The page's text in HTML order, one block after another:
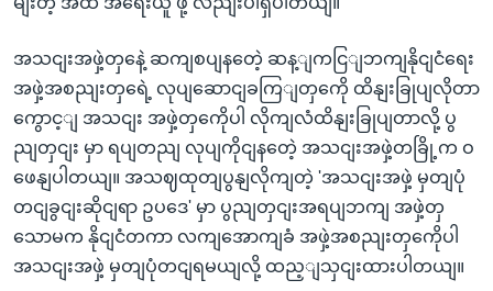
အသငျးအဖှဲ့တှနေဲ့ ဆကျစပျနတေဲ့ ဆန့ျကငြျဘကျနိုငျငံရေး
အဖှဲ့အစညျးတှရေဲ့ လုပျဆောငျခကြျတှကေို ထိနျးခြုပျလိုတာ
ကွောင့ျ အသငျး အဖှဲ့တှကေိုပါ လိုကျလံထိနျးခြုပျတာလို့ ပွ
ညျတှငျး မှာ ရပျတညျ လုပျကိုငျနတေဲ့ အသငျးအဖှဲ့တခြို့က ဝ
ဖေနျပါတယျ။ အသဈထုတျပွနျလိုကျတဲ့ 'အသငျးအဖှဲ့ မှတျပုံ
တငျခွငျးဆိုငျရာ ဥပဒေ' မှာ ပွညျတှငျးအရပျဘကျ အဖှဲ့တှ
သောမက နိုငျငံတကာ လကျအောကျခံ အဖှဲ့အစညျးတှကေိုပါ
အသငျးအဖှဲ့ မှတျပုံတငျရမယျလို့ ထည့ျသှငျးထားပါတယျ။